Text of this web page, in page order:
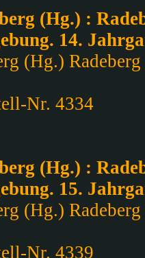
(Hg.) :
14.
(Hg.)
Nr. 4334
(Hg.) :
15.
(Hg.)
Nr. 4339